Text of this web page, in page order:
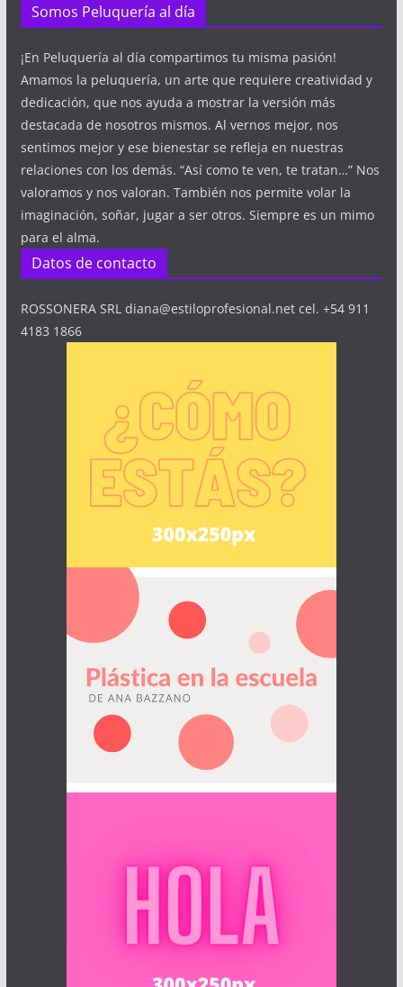
Somos Peluquería al día
¡En Peluquería al día compartimos tu misma pasión!
Amamos la peluquería, un arte que requiere creatividad y
dedicación, que nos ayuda a mostrar la versión más
destacada de nosotros mismos. Al vernos mejor, nos
sentimos mejor y ese bienestar se refleja en nuestras
relaciones con los demás. “Así como te ven, te tratan…” Nos
valoramos y nos valoran. También nos permite volar la
imaginación, soñar, jugar a ser otros. Siempre es un mimo
para el alma.
Datos de contacto
ROSSONERA SRL diana@estiloprofesional.net cel. +54 911
4183 1866